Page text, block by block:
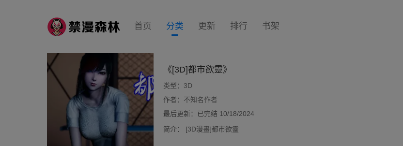
首页 分类 更新 排行 书架
《[3D]都市欲靈》
类型： 3D
作者： 不知名作者
最后更新：已完结 10/18/2024
简介：
[3D漫畫]都市欲靈